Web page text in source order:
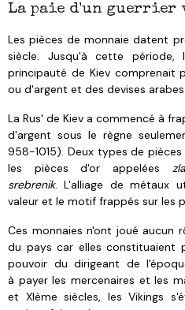
La paie d'un guerrier
Les pièces de monnaiedatent
siècle. Jusqu'à cette
principauté de Kiev comprenait
ou d'argent et des devises
La Rus' de Kiev a commencé à
d'argent sous le règne
958-1015). Deux types de
les pièces d'or appelées
srebrenik. L'alliage de métaux
valeur et le motif frappés sur les
Ces monnaies n'ont joué aucun
du pays car elles constituaient
pouvoir du dirigeant de
à payer les mercenaires et les
et XIème siècles, les Vikings